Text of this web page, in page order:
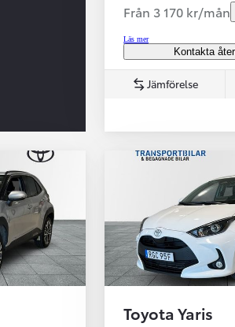
Från 3 170 kr/mån
Läs mer
Kontakta
Jämförelse
Toyota Yaris